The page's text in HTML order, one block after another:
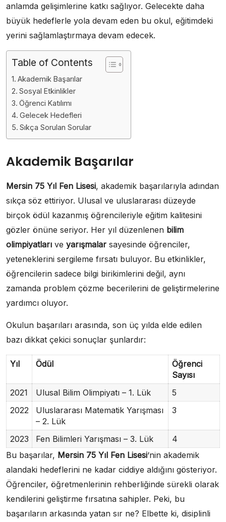
anlamda gelişimlerine katkı sağlıyor. Gelecekte daha
büyük hedeflerle yola devam eden bu okul, eğitimdeki
yerini sağlamlaştırmaya devam edecek.
Table of Contents
Akademik Başarılar
Sosyal Etkinlikler
Öğrenci Katılımı
Gelecek Hedefleri
Sıkça Sorulan Sorular
Akademik Başarılar
Mersin 75 Yıl Fen Lisesi, akademik başarılarıyla adından
sıkça söz ettiriyor. Ulusal ve uluslararası düzeyde
birçok ödül kazanmış öğrencileriyle eğitim kalitesini
gözler önüne seriyor. Her yıl düzenlenen bilim
olimpiyatları ve yarışmalar sayesinde öğrenciler,
yeteneklerini sergileme fırsatı buluyor. Bu etkinlikler,
öğrencilerin sadece bilgi birikimlerini değil, aynı
zamanda problem çözme becerilerini de geliştirmelerine
yardımcı oluyor.
Okulun başarıları arasında, son üç yılda elde edilen
bazı dikkat çekici sonuçlar şunlardır:
Yıl Ödül
Öğrenci
Sayısı
2021
Ulusal Bilim Olimpiyatı – 1. Lük
5
2022
Uluslararası Matematik Yarışması
– 2. Lük
3
2023 Fen Bilimleri Yarışması – 3. Lük
4
Bu başarılar, Mersin 75 Yıl Fen Lisesi‘nin akademik
alandaki hedeflerini ne kadar ciddiye aldığını gösteriyor.
Öğrenciler, öğretmenlerinin rehberliğinde sürekli olarak
kendilerini geliştirme fırsatına sahipler. Peki, bu
başarıların arkasında yatan sır ne? Elbette ki, disiplinli